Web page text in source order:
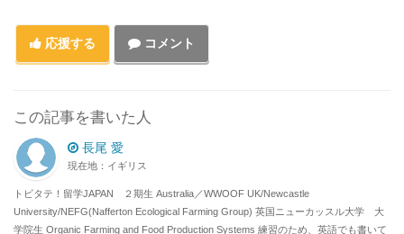
応援する コメント
この記事を書いた人
長尾 愛
現在地：イギリス
トビタテ！留学JAPAN ２期生 Australia／WWOOF UK/Newcastle
University/NEFG(Nafferton Ecological Farming Group) 英国ニューカッスル大学 大
学院生 Organic Farming and Food Production Systems 練習のため、英語でも書いて